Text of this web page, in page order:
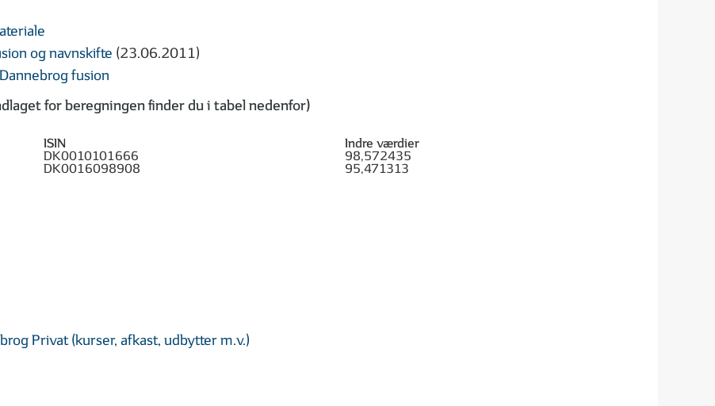
og navnskifte (23.06.2011)
fusion
for beregningen finder du i tabel nedenfor)
ISIN Indre værdier
DK0010101666
98,572435
DK0016098908 95,471313
Privat (kurser, afkast, udbytter m.v.)